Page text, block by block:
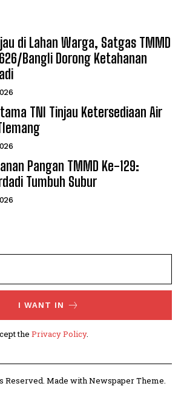
di Lahan Warga, Satgas TMMD
Bangli Dorong Ketahanan
TNI Tinjau Ketersediaan Air
Pangan TMMD Ke-129:
Tumbuh Subur
I WANT IN
the Privacy Policy.
Reserved. Made with Newspaper Theme.